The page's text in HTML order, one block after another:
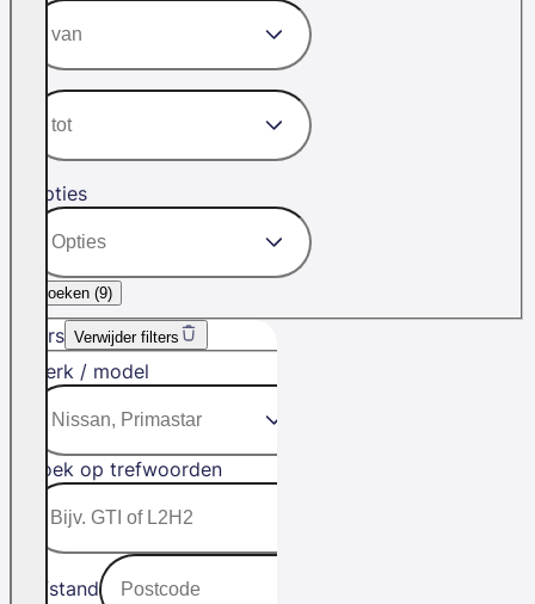
Opties
Zoeken (9)
Filters Verwijder filters
Merk / model
Zoek op trefwoorden
Afstand